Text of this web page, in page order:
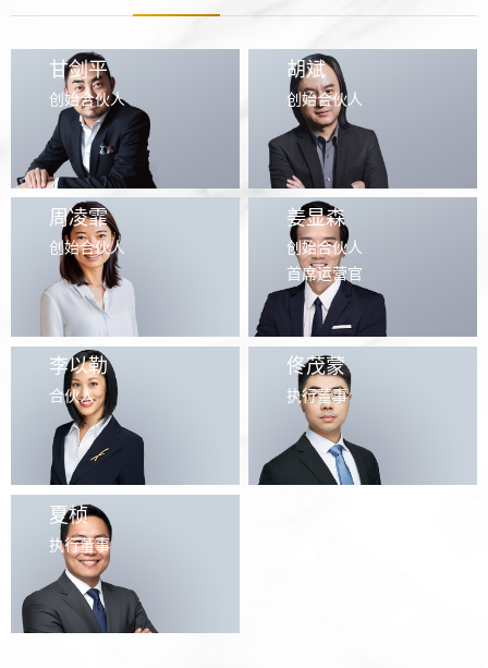
甘剑平
创始合伙人
胡斌
创始合伙人
周凌霏
创始合伙人
姜显森
创始合伙人
首席运营官
李以勒
合伙人
佟茂蒙
执行董事
夏桢
执行董事